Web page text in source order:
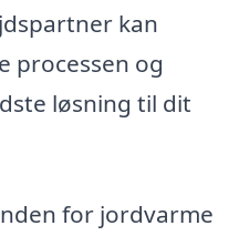
kan
processen og
løsning til dit
for jordvarme